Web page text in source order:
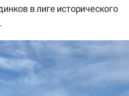
в лиге исторического